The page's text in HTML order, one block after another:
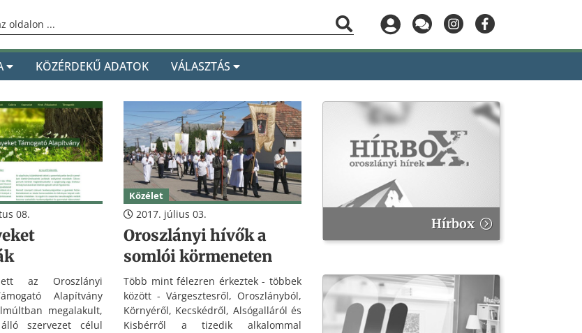
KÖZÉRDEKŰ ADATOK VÁLASZTÁS
08.
az Oroszlányi
Alapítvány
megalakult,
szervezet célul
Közélet
2017. július 03.
Oroszlányi hívők a
somlói körmeneten
Több mint félezren érkeztek - többek
között - Várgesztesről, Oroszlányból,
Környéről, Kecskédről, Alsógalláról és
Kisbérről a tizedik alkalommal
Hírbox